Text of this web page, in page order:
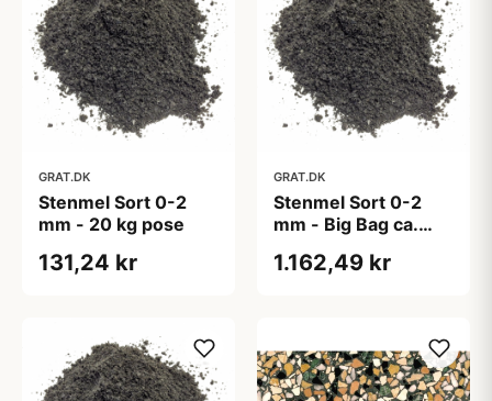
GRAT.DK
Stenmel Sort 0-2
mm - 20 kg pose
131,24 kr
GRAT.DK
Stenmel Sort 0-2
mm - Big Bag ca.
1.162,49 kr